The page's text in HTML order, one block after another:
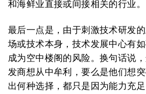
和海鲜业直接或间接相关的行业。
最后一点是，由于刺激技术研发
场或技术本身，技术发展中心有
成为空中楼阁的风险。换句话说
发商想从中牟利，要么是他们想
出何种选择，都只是因为能力充